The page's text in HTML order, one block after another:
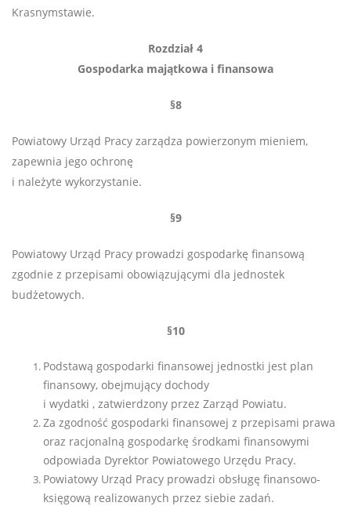
Krasnymstawie.
Rozdział 4
Gospodarka majątkowa i finansowa
§8
Powiatowy Urząd Pracy zarządza powierzonym mieniem,
zapewnia jego ochronę
i należyte wykorzystanie.
§9
Powiatowy Urząd Pracy prowadzi gospodarkę finansową
zgodnie z przepisami obowiązującymi dla jednostek
budżetowych.
§10
Podstawą gospodarki finansowej jednostki jest plan
finansowy, obejmujący dochody
i wydatki , zatwierdzony przez Zarząd Powiatu.
Za zgodność gospodarki finansowej z przepisami prawa
oraz racjonalną gospodarkę środkami finansowymi
odpowiada Dyrektor Powiatowego Urzędu Pracy.
Powiatowy Urząd Pracy prowadzi obsługę finansowo-
księgową realizowanych przez siebie zadań.